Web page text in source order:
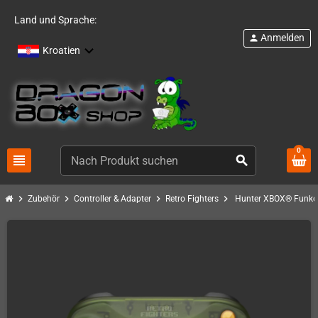
Land und Sprache:
Kroatien
view_headline search
person Anmelden
0
chevron_right Zubehör chevron_right Controller & Adapter chevron_right Retro Fighters chevron_right Hunter XBOX®